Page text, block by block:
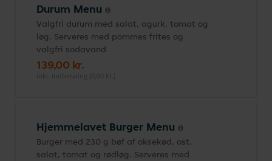
Durum Menu
Valgfri durum med salat, agurk, tomat og
løg. Serveres med pommes frites og
valgfri sodavand
139,00 kr.
inkl. indbetaling (0,00 kr.)
Hjemmelavet Burger Menu
Burger med 230 g bøf af oksekød, ost,
salat, tomat og rødløg. Serveres med